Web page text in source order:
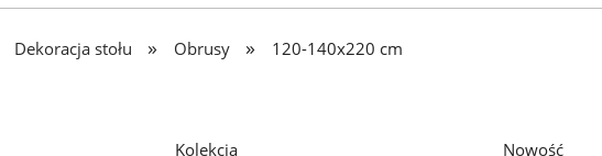
TKANINY
Dekoracja stołu » Obrusy » 120-140x220 cm
Kolekcja
Nowość